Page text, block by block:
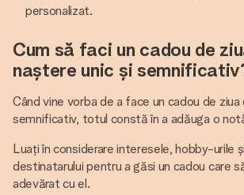
personalizat.
Cum să faci un cadou de
naștere unic și
Când vine vorba de a face un cadou de
semnificativ, totul constă în a adăuga o
Luați în considerare interesele, hobby-urile
destinatarului pentru a găsi un cadou care
adevărat cu el.